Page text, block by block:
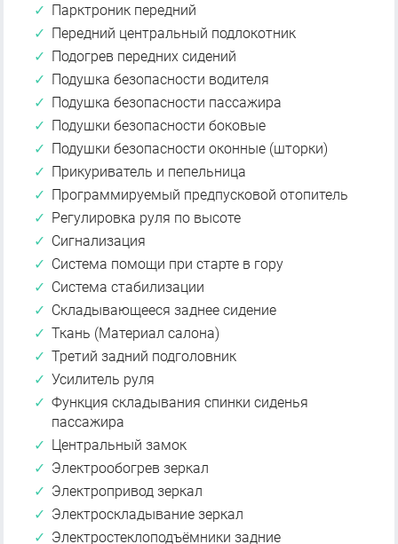
Парктроник передний
Передний центральный подлокотник
Подогрев передних сидений
Подушка безопасности водителя
Подушка безопасности пассажира
Подушки безопасности боковые
Подушки безопасности оконные (шторки)
Прикуриватель и пепельница
Программируемый предпусковой отопитель
Регулировка руля по высоте
Сигнализация
Система помощи при старте в гору
Система стабилизации
Складывающееся заднее сидение
Ткань (Материал салона)
Третий задний подголовник
Усилитель руля
Функция складывания спинки сиденья
пассажира
Центральный замок
Электрообогрев зеркал
Электропривод зеркал
Электроскладывание зеркал
Электростеклоподъёмники задние